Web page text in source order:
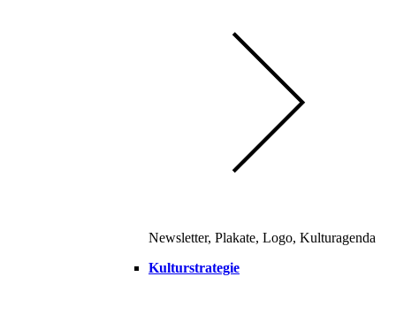
Newsletter, Plakate, Logo, Kulturagenda
Kulturstrategie